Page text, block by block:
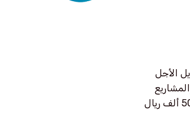
الأجل
الناشئة (ستارت أب)، ويبدأ حجم التمويل من 50 ألف ويصل إلى 500 ألف ريال